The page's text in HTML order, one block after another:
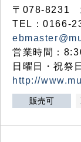
〒078-8231
TEL：0166-
営業時間：
日曜日・祝祭日
http://
販売可